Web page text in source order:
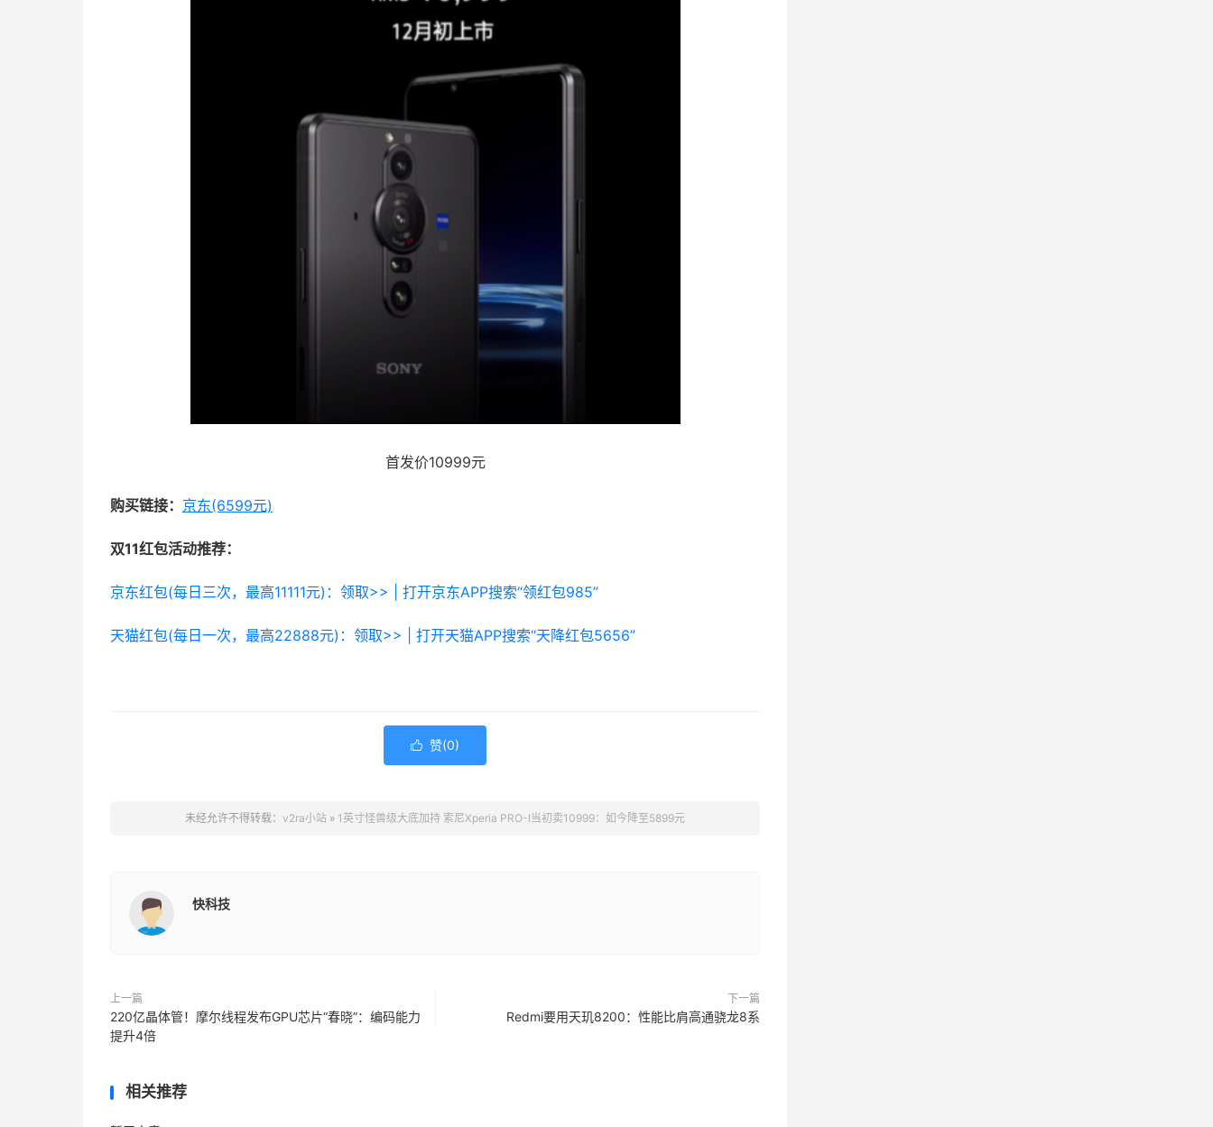
首发价10999元
购买链接： 京东(6599元)
双11红包活动推荐：
京东红包(每日三次，最高11111元)：领取>> | 打开京东APP搜索“领红包985”
天猫红包(每日一次，最高22888元)：领取>> | 打开天猫APP搜索“天降红包5656”
 赞(0)
未经允许不得转载： v2ra小站 » 1英寸怪兽级大底加持 索尼Xperia PRO-I当初卖10999：如今降至5899元
快科技
上一篇
220亿晶体管！摩尔线程发布GPU芯片“春晓”：编码能力
提升4倍
下一篇
Redmi要用天玑8200：性能比肩高通骁龙8系
相关推荐